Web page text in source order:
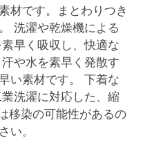
材です。まとわりつき
洗濯や乾燥機による
早く吸収し、快適な
や水を素早く発散す
い素材です。 下着な
洗濯に対応した、縮
移染の可能性があるの
い。